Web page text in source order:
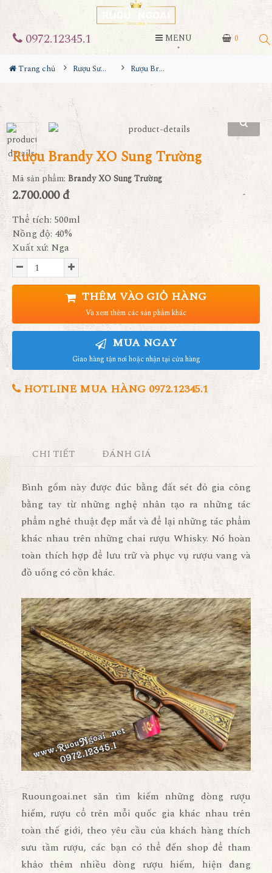
0
0972.12345.1 MENU
Trang chủ Rượu Sưu Tầm - Nga Rượu Brandy XO Sung Trường
Rượu Brandy XO Sung Trường
Mã sản phẩm: Brandy XO Sung Trường
2.700.000 đ
Thể tích: 500ml
Nồng độ: 40%
Xuất xứ: Nga
THÊM VÀO GIỎ HÀNG
Và xem thêm các sản phẩm khác
MUA NGAY
Giao hàng tận nơi hoặc nhận tại cửa hàng
HOTLINE MUA HÀNG 0972.12345.1
CHI TIẾT ĐÁNH GIÁ
Bình gốm này được đúc bằng đất sét đỏ gia công
bằng tay từ những nghệ nhân tạo ra những tác
phẩm nghê thuật đẹp mắt và để lại những tác phẩm
khác nhau trên những chai rượu Whisky. Nó hoàn
toàn thích hợp để lưu trữ và phục vụ rượu vang và
đồ uống có cồn khác.
Ruoungoai.net săn tìm kiếm những dòng rượu
hiếm, rượu cổ trên mỗi quốc gia khác nhau trên
toàn thế giới, theo yêu cầu của khách hàng thích
sưu tầm rượu, các bạn có thể đến shop để tham
khảo thêm nhiều dòng rượu hiếm, hiện đang